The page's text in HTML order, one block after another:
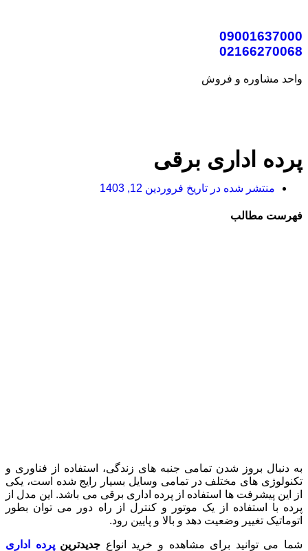
09001637000
02166270068
واحد مشاوره و فروش
پرده اداری برقی
منتشر شده در تاریخ فروردین 12, 1403
فهرست مطالب
به دنبال بروز شدن تمامی جنبه های زندگی، استفاده از فناوری و
تکنولوژی های مختلف در تمامی وسایل بسیار رایج شده است، یکی
از این پیشرفت ها استفاده از پرده اداری برقی می باشد. این مدل از
پرده با استفاده از یک موتور و کنترل از راه دور می توان بطور
اتوماتیک تغییر وضعیت دهد و بالا و پایین رود.
شما می توانید برای مشاهده و خرید انواع جدیدترین پرده اداری